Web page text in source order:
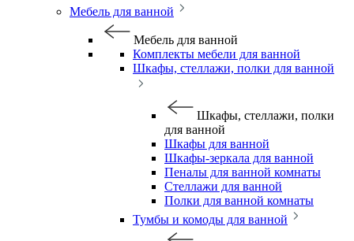
Мебель для ванной
Мебель для ванной
Комплекты мебели для ванной
Шкафы, стеллажи, полки для ванной
Шкафы, стеллажи, полки
для ванной
Шкафы для ванной
Шкафы-зеркала для ванной
Пеналы для ванной комнаты
Стеллажи для ванной
Полки для ванной комнаты
Тумбы и комоды для ванной